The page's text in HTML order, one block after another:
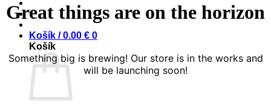
Košík /0.00 € 0
Košík
Great things are on the horizon
Something big is brewing! Our store is in the works and
will be launching soon!